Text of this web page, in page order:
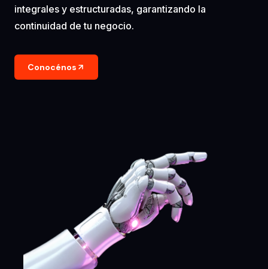
integrales y estructuradas, garantizando la
continuidad de tu negocio.
Conocénos